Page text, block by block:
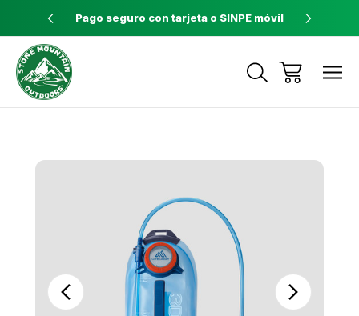
a $60 Pago seguro con tarjeta o SINPE móvil